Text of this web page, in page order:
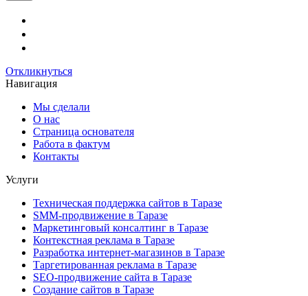
Откликнуться
Навигация
Мы сделали
О нас
Страница основателя
Работа в фактум
Контакты
Услуги
Техническая поддержка сайтов в Таразе
SMM-продвижение в Таразе
Маркетинговый консалтинг в Таразе
Контекстная реклама в Таразе
Разработка интернет-магазинов в Таразе
Таргетированная реклама в Таразе
SEO-продвижение сайта в Таразе
Создание сайтов в Таразе